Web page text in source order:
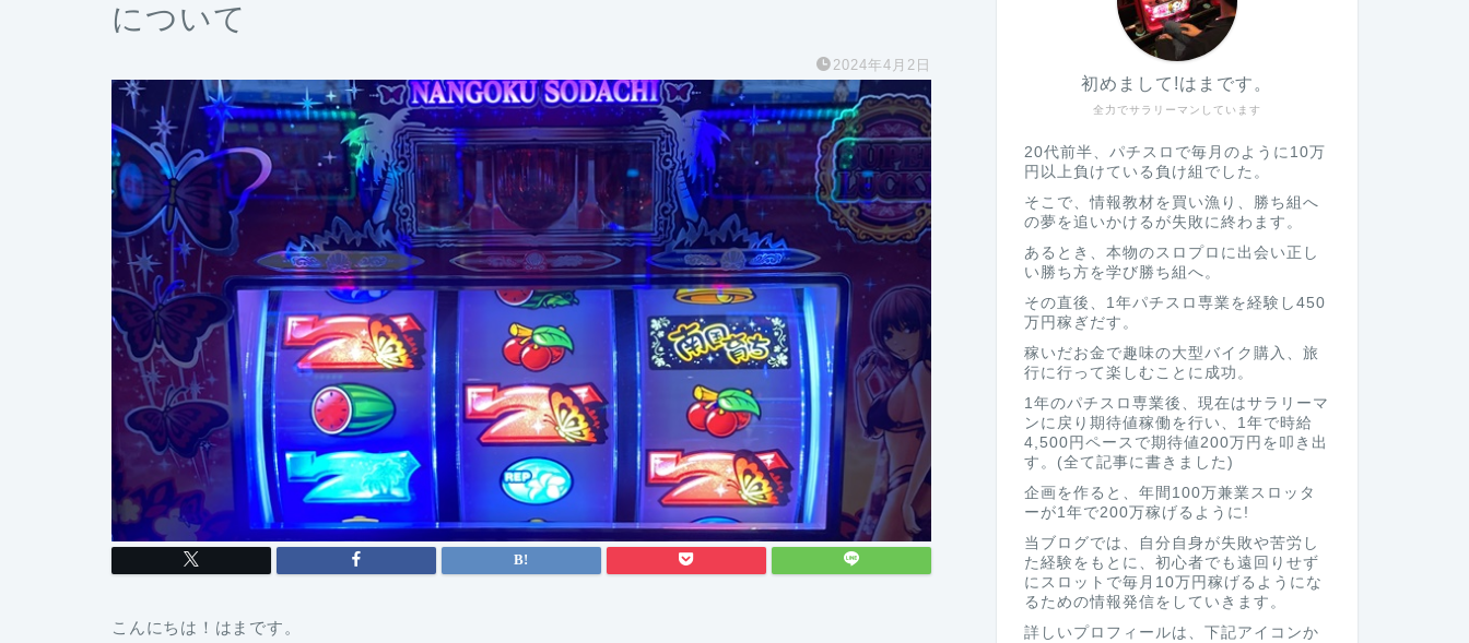
について
2024年4月2日
こんにちは！はまです。
全力でサラリーマンしています
初めまして!はまです。
20代前半、パチスロで毎月のように10万
円以上負けている負け組でした。
そこで、情報教材を買い漁り、勝ち組へ
の夢を追いかけるが失敗に終わます。
あるとき、本物のスロプロに出会い正し
い勝ち方を学び勝ち組へ。
その直後、1年パチスロ専業を経験し450
万円稼ぎだす。
稼いだお金で趣味の大型バイク購入、旅
行に行って楽しむことに成功。
1年のパチスロ専業後、現在はサラリーマ
ンに戻り期待値稼働を行い、1年で時給
4,500円ペースで期待値200万円を叩き出
す。(全て記事に書きました)
企画を作ると、年間100万兼業スロッタ
ーが1年で200万稼げるように!
当ブログでは、自分自身が失敗や苦労し
た経験をもとに、初心者でも遠回りせず
にスロットで毎月10万円稼げるようにな
るための情報発信をしていきます。
詳しいプロフィールは、下記アイコンか